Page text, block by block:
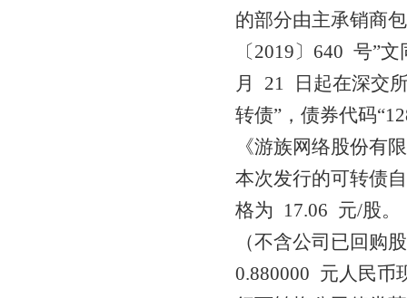
的部分由主承销
〔2019〕640 号”
月 21 日起在深交
转债”，债券代码
《游族网络股份有
本次发行的可转债
格为 17.06 元/股
（不含公司已回
0.880000 元人民